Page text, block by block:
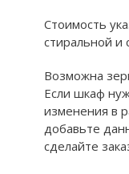
Стоимость
стиральной и
Возможна
Если шкаф
изменения в
добавьте
сделайте